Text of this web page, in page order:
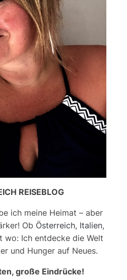
REISEBLOG
ich meine Heimat – aber
Ob Österreich, Italien,
wo: Ich entdecke die Welt
und Hunger auf Neues.
große Eindrücke!